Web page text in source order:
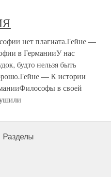
нет плагиата.Гейне —
в ГерманииУ нас
будто нельзя быть
— К истории
в своей
Разделы